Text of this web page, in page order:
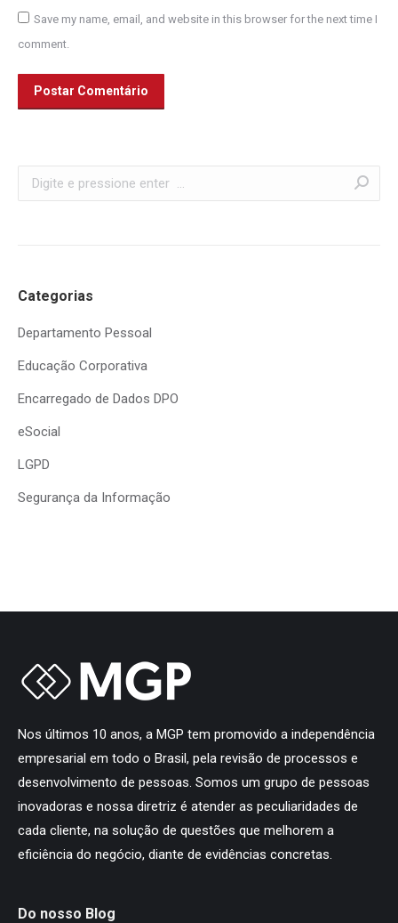
Save my name, email, and website in this browser for the next time I
comment.
Postar Comentário
Search:
Categorias
Departamento Pessoal
Educação Corporativa
Encarregado de Dados DPO
eSocial
LGPD
Segurança da Informação
Nos últimos 10 anos, a MGP tem promovido a independência
empresarial em todo o Brasil, pela revisão de processos e
desenvolvimento de pessoas. Somos um grupo de pessoas
inovadoras e nossa diretriz é atender as peculiaridades de
cada cliente, na solução de questões que melhorem a
eficiência do negócio, diante de evidências concretas.
Do nosso Blog